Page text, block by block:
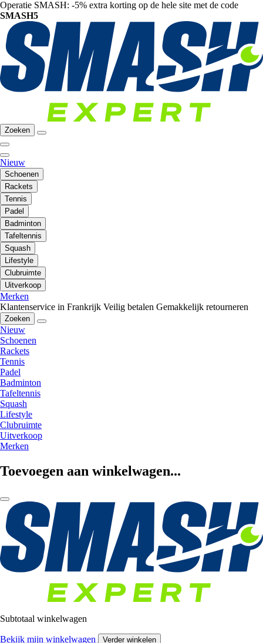
Operatie SMASH: -5% extra korting op de hele site met de code
SMASH5
Zoeken
Nieuw
Schoenen
Rackets
Tennis
Padel
Badminton
Tafeltennis
Squash
Lifestyle
Clubruimte
Uitverkoop
Merken
Klantenservice in Frankrijk Veilig betalen Gemakkelijk retourneren
Zoeken
Nieuw
Schoenen
Rackets
Tennis
Padel
Badminton
Tafeltennis
Squash
Lifestyle
Clubruimte
Uitverkoop
Merken
Toevoegen aan winkelwagen...
Subtotaal winkelwagen
Bekijk mijn winkelwagen Verder winkelen